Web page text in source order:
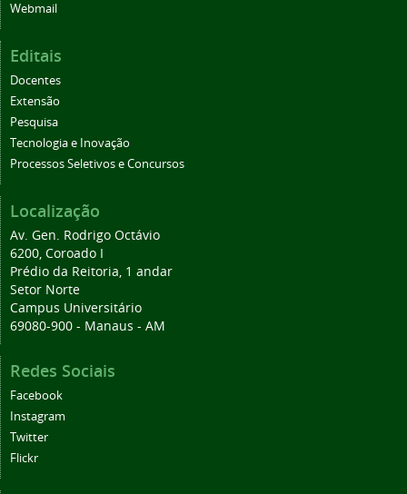
Webmail
Editais
Docentes
Extensão
Pesquisa
Tecnologia e Inovação
Processos Seletivos e Concursos
Localização
Av. Gen. Rodrigo Octávio
6200, Coroado I
Prédio da Reitoria, 1 andar
Setor Norte
Campus Universitário
69080-900 - Manaus - AM
Redes Sociais
Facebook
Instagram
Twitter
Flickr